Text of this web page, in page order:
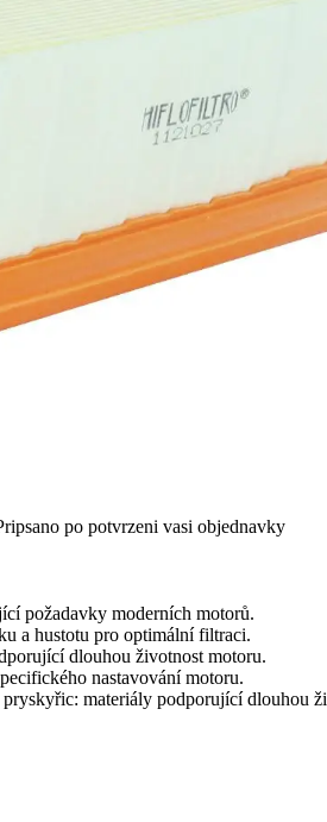
po potvrzeni vasi objednavky
požadavky moderních motorů.
a hustotu pro optimální filtraci.
dlouhou životnost motoru.
nastavování motoru.
materiály podporující dlouhou